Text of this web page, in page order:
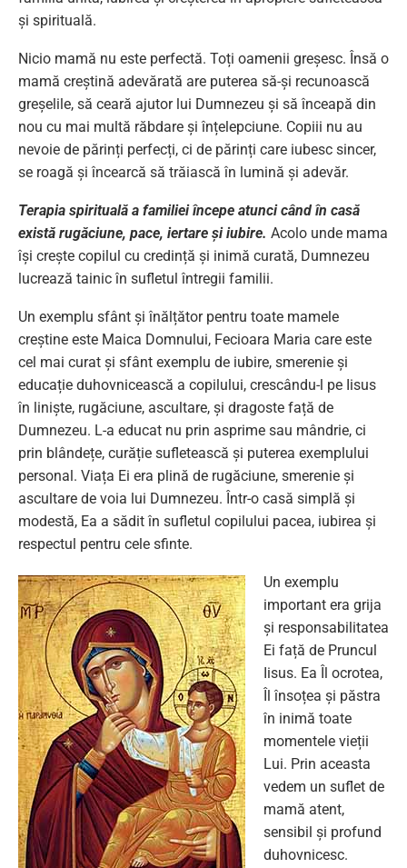
și spirituală.
Nicio mamă nu este perfectă. Toți oamenii greșesc. Însă o
mamă creștină adevărată are puterea să-și recunoască
greșelile, să ceară ajutor lui Dumnezeu și să înceapă din
nou cu mai multă răbdare și înțelepciune. Copiii nu au
nevoie de părinți perfecți, ci de părinți care iubesc sincer,
se roagă și încearcă să trăiască în lumină și adevăr.
Terapia spirituală a familiei începe atunci când în casă
există rugăciune, pace, iertare și iubire. Acolo unde mama
își crește copilul cu credință și inimă curată, Dumnezeu
lucrează tainic în sufletul întregii familii.
Un exemplu sfânt și înălțător pentru toate mamele
creștine este Maica Domnului, Fecioara Maria care este
cel mai curat și sfânt exemplu de iubire, smerenie și
educație duhovnicească a copilului, crescându-l pe Iisus
în liniște, rugăciune, ascultare, și dragoste față de
Dumnezeu. L-a educat nu prin asprime sau mândrie, ci
prin blândețe, curăție sufletească și puterea exemplului
personal. Viața Ei era plină de rugăciune, smerenie și
ascultare de voia lui Dumnezeu. Într-o casă simplă și
modestă, Ea a sădit în sufletul copilului pacea, iubirea și
respectul pentru cele sfinte.
Un exemplu
important era grija
și responsabilitatea
Ei față de Pruncul
Iisus. Ea Îl ocrotea,
Îl însoțea și păstra
în inimă toate
momentele vieții
Lui. Prin aceasta
vedem un suflet de
mamă atent,
sensibil și profund
duhovnicesc.